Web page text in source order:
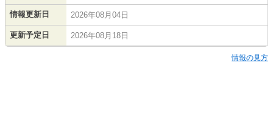
情報更新日 2026年08月04日
更新予定日 2026年08月18日
情報の見方